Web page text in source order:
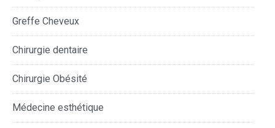
Greffe Cheveux
Chirurgie dentaire
Chirurgie Obésité
Médecine esthétique